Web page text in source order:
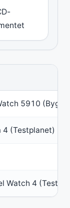
5910
4 (Testplanet)
Watch 4